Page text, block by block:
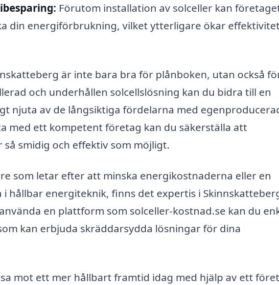
Förutom installation av solceller kan
din energiförbrukning, vilket ytterligare ökar
är inte bara bra för plånboken, utan också
och underhållen solcellslösning kan du bidra till en
njuta av de långsiktiga fördelarna med
med ett kompetent företag kan du säkerställa att
smidig och effektiv som möjligt.
som letar efter att minska energikostnaderna eller en
hållbar energiteknik, finns det expertis i
en plattform som solceller-kostnad.se kan du
kan erbjuda skräddarsydda lösningar för dina
mot ett mer hållbart framtid idag med hjälp av ett